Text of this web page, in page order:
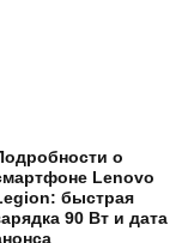
о
Lenovo
быстрая
90 Вт и дата